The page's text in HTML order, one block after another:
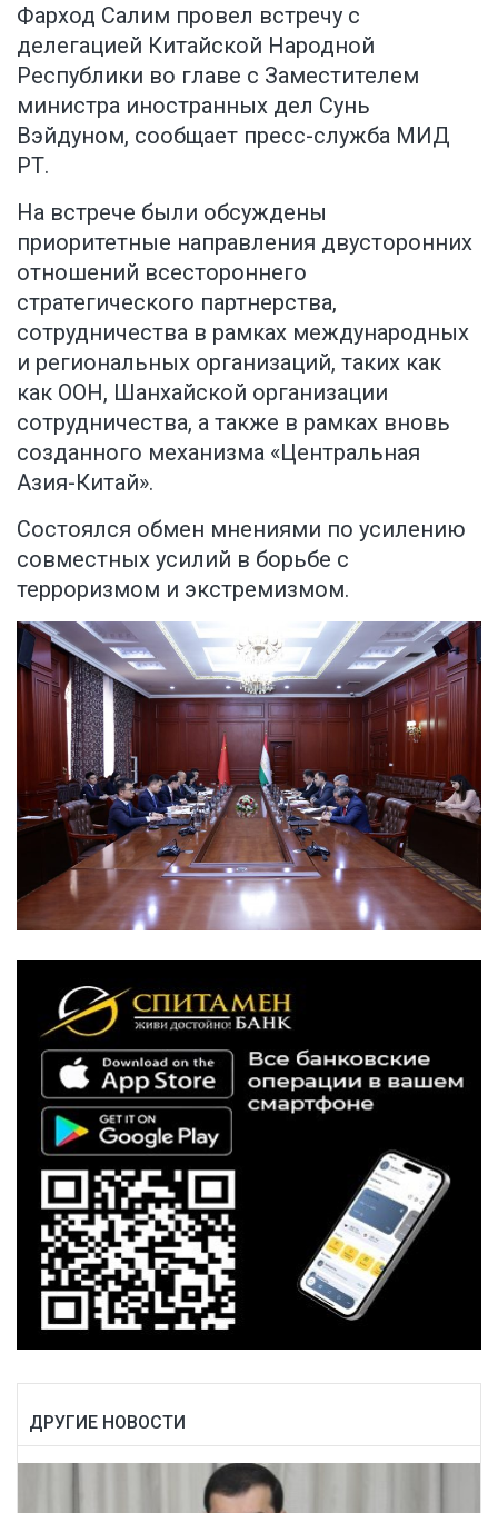
Фарход Салим провел встречу с
делегацией Китайской Народной
Республики во главе с Заместителем
министра иностранных дел Сунь
Вэйдуном, сообщает пресс-служба МИД
РТ.
На встрече были обсуждены
приоритетные направления двусторонних
отношений всестороннего
стратегического партнерства,
сотрудничества в рамках международных
и региональных организаций, таких как
как ООН, Шанхайской организации
сотрудничества, а также в рамках вновь
созданного механизма «Центральная
Азия-Китай».
Состоялся обмен мнениями по усилению
совместных усилий в борьбе с
терроризмом и экстремизмом.
ДРУГИЕ НОВОСТИ